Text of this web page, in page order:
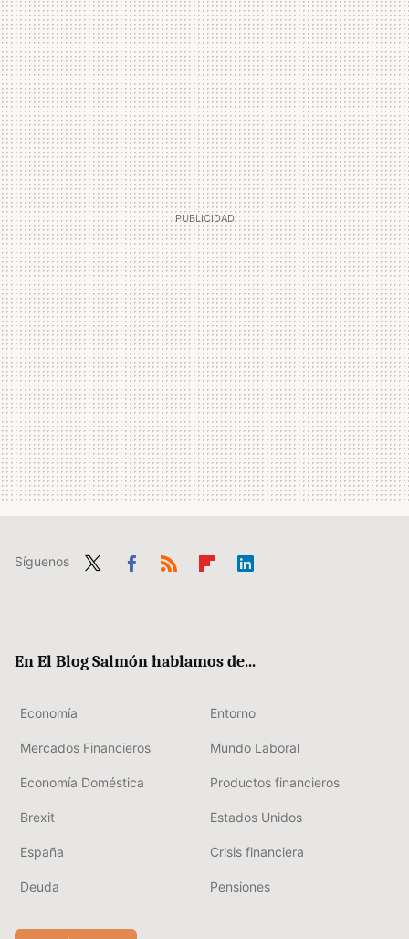
Síguenos
En El Blog Salmón hablamos de...
Economía Entorno
Mercados Financieros Mundo Laboral
Economía Doméstica Productos financieros
Brexit Estados Unidos
España Crisis financiera
Deuda Pensiones